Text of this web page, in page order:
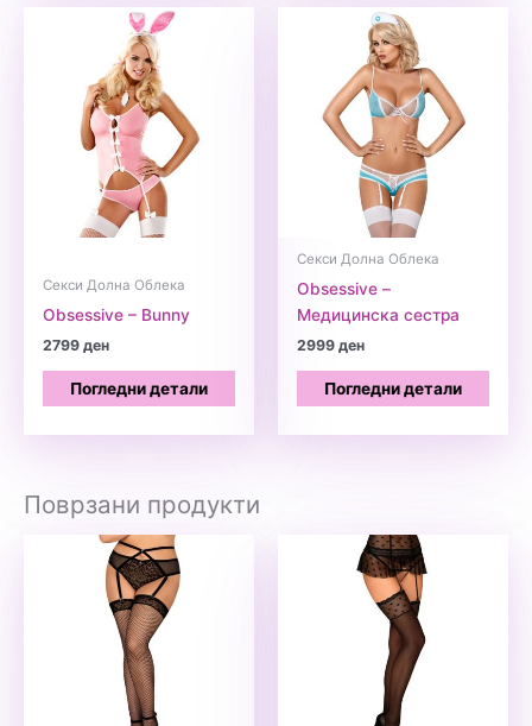
Секси Долна Облека
Obsessive – Bunny
2799ден
Погледни детали
Секси Долна Облека
Obsessive –
Медицинска сестра
2999ден
Погледни детали
Поврзани продукти